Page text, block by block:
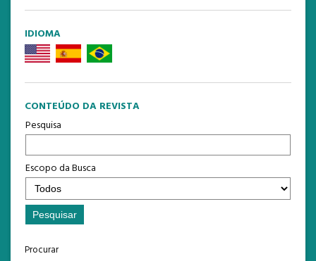
IDIOMA
CONTEÚDO DA REVISTA
Pesquisa
Escopo da Busca
Procurar